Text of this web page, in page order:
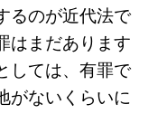
るのが近代法で
はまだあります
しては、有罪で
がないくらいに